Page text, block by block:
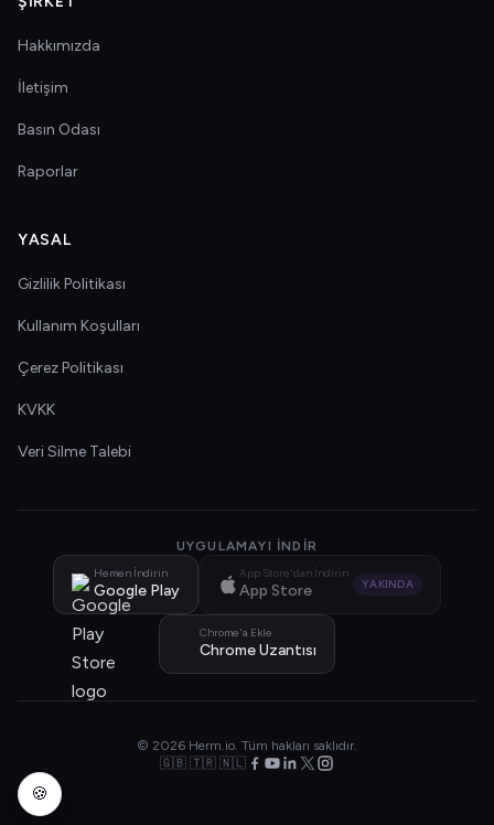
Hakkımızda
İletişim
Basın Odası
Raporlar
YASAL
Gizlilik Politikası
Kullanım Koşulları
Çerez Politikası
KVKK
Veri Silme Talebi
UYGULAMAYI İNDIR
Hemen İndirin
Google Play
App Store'dan İndirin
App Store YAKINDA
Chrome'a Ekle
Chrome Uzantısı
© 2026 Herm.io. Tüm hakları saklıdır.
🇬🇧 🇹🇷 🇳🇱
🍪